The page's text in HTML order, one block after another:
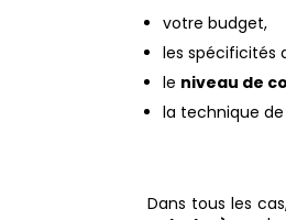
votre budget,
les spécificités
le niveau de
la technique
Dans tous les